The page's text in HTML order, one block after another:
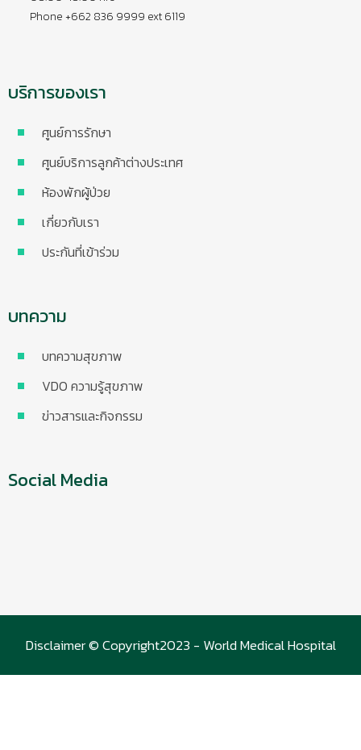
Phone +662 836 9999 ext 6119
บริการของเรา
ศูนย์การรักษา
ศูนย์บริการลูกค้าต่างประเทศ
ห้องพักผู้ป่วย
เกี่ยวกับเรา
ประกันที่เข้าร่วม
บทความ
บทความสุขภาพ
VDO ความรู้สุขภาพ
ข่าวสารและกิจกรรม
Social Media
Disclaimer © Copyright2023 - World Medical Hospital